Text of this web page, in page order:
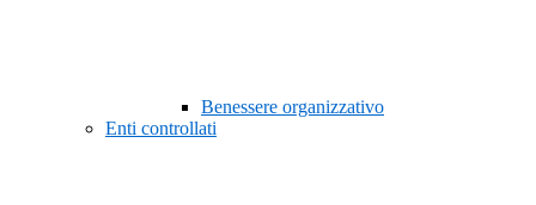
Benessere organizzativo
Enti controllati